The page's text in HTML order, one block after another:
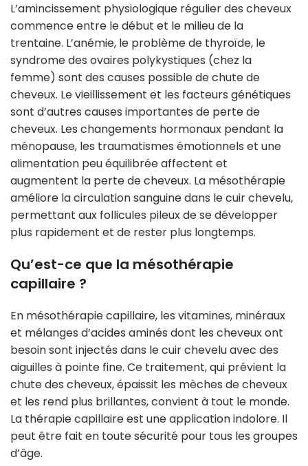
L’amincissement physiologique régulier des cheveux
commence entre le début et le milieu de la
trentaine. L’anémie, le problème de thyroïde, le
syndrome des ovaires polykystiques (chez la
femme) sont des causes possible de chute de
cheveux. Le vieillissement et les facteurs génétiques
sont d’autres causes importantes de perte de
cheveux. Les changements hormonaux pendant la
ménopause, les traumatismes émotionnels et une
alimentation peu équilibrée affectent et
augmentent la perte de cheveux. La mésothérapie
améliore la circulation sanguine dans le cuir chevelu,
permettant aux follicules pileux de se développer
plus rapidement et de rester plus longtemps.
Qu’est-ce que la mésothérapie
capillaire ?
En mésothérapie capillaire, les vitamines, minéraux
et mélanges d’acides aminés dont les cheveux ont
besoin sont injectés dans le cuir chevelu avec des
aiguilles à pointe fine. Ce traitement, qui prévient la
chute des cheveux, épaissit les mèches de cheveux
et les rend plus brillantes, convient à tout le monde.
La thérapie capillaire est une application indolore. Il
peut être fait en toute sécurité pour tous les groupes
d’âge.